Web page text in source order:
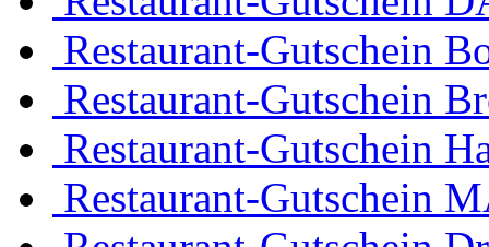
Restaurant-Gutschein
Restaurant-Gutschein
Restaurant-Gutschein
Restaurant-Gutschein